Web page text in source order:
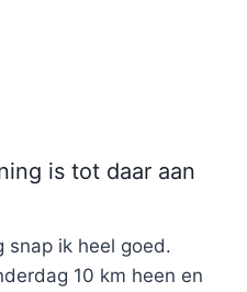
is tot daar aan
snap ik heel goed.
10 km heen en